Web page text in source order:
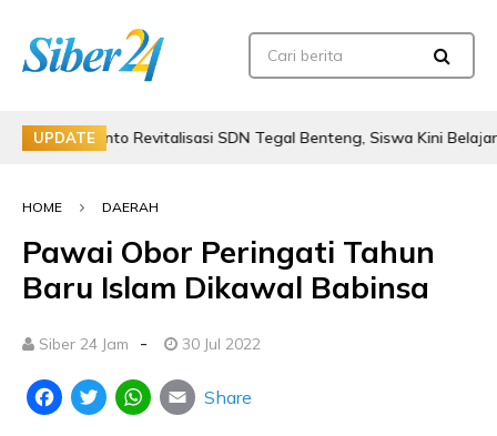
UPDATERevitalisasi SDN Tegal Benteng, Siswa Kini Belajar Lebih
HOME DAERAH
Pawai Obor Peringati Tahun
Baru Islam Dikawal Babinsa
Siber 24 Jam - 30 Jul 2022
FacebookTwitterWhatsApp
Email
Share